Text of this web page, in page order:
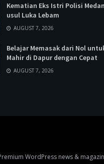
Kematian Eks Istri Polisi
usul Luka Lebam
AUGUST 7, 2026
Belajar Memasak dari Nol
Mahir di Dapur dengan Cepat
AUGUST 7, 2026
WordPress news &